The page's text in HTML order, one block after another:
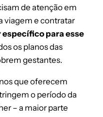
de atenção em
viagem e contratar
específico para esse
os planos das
gestantes.
que oferecem
o período da
– a maior parte